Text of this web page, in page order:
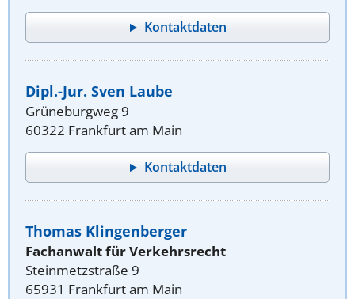
Kontaktdaten
Dipl.-Jur. Sven Laube
Grüneburgweg 9
60322 Frankfurt am Main
Kontaktdaten
Thomas Klingenberger
Fachanwalt für Verkehrsrecht
Steinmetzstraße 9
65931 Frankfurt am Main